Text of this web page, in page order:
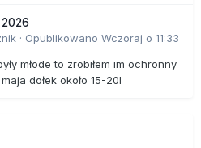
2026
· Opublikowano Wczoraj o 11:33
młode to zrobiłem im ochronny
dołek około 15-20l